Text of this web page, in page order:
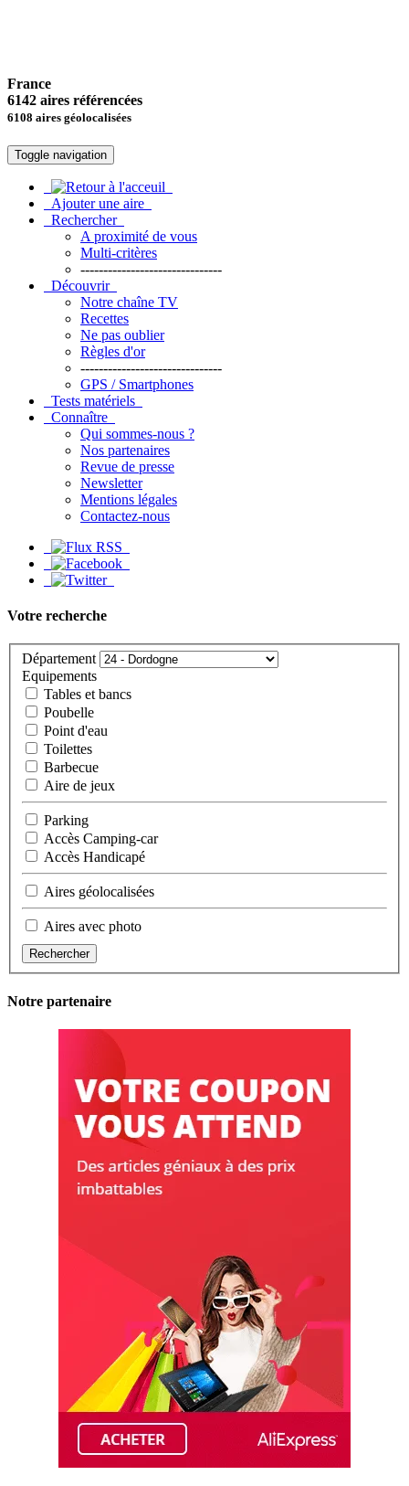
France
6142 aires référencées
6108 aires géolocalisées
Toggle navigation
Ajouter une aire
Rechercher
A proximité de vous
Multi-critères
-------------------------------
Découvrir
Notre chaîne TV
Recettes
Ne pas oublier
Règles d'or
-------------------------------
GPS / Smartphones
Tests matériels
Connaître
Qui sommes-nous ?
Nos partenaires
Revue de presse
Newsletter
Mentions légales
Contactez-nous
Votre recherche
Département
Equipements
Tables et bancs
Poubelle
Point d'eau
Toilettes
Barbecue
Aire de jeux
Parking
Accès Camping-car
Accès Handicapé
Aires géolocalisées
Aires avec photo
Rechercher
Notre partenaire